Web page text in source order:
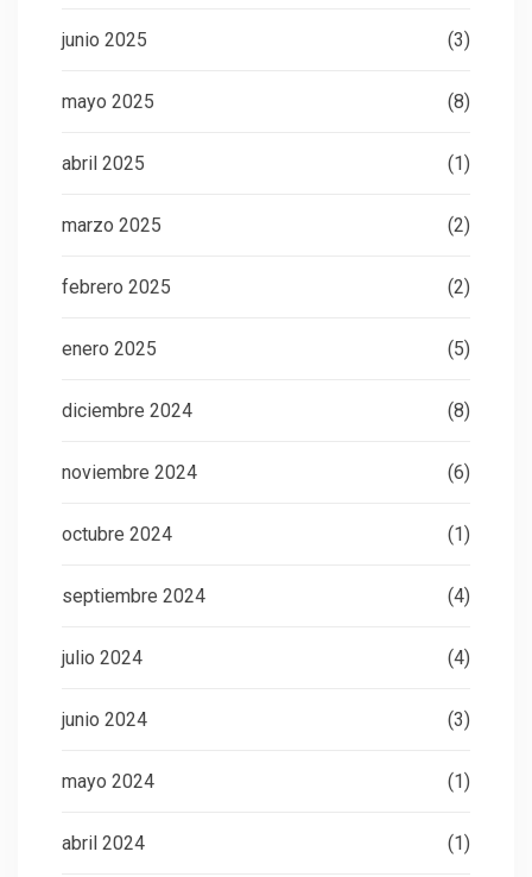
junio 2025 (3)
mayo 2025 (8)
abril 2025 (1)
marzo 2025 (2)
febrero 2025 (2)
enero 2025 (5)
diciembre 2024 (8)
noviembre 2024 (6)
octubre 2024 (1)
septiembre 2024 (4)
julio 2024 (4)
junio 2024 (3)
mayo 2024 (1)
abril 2024 (1)